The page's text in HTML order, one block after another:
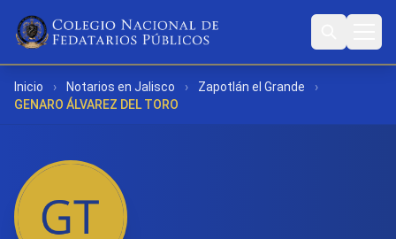
Inicio › Notarios en Jalisco › Zapotlán el Grande
›
GENARO ÁLVAREZ DEL TORO